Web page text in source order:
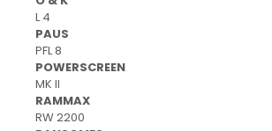
L 4
PAUS
PFL 8
POWERSCREEN
MK II
RAMMAX
RW 2200